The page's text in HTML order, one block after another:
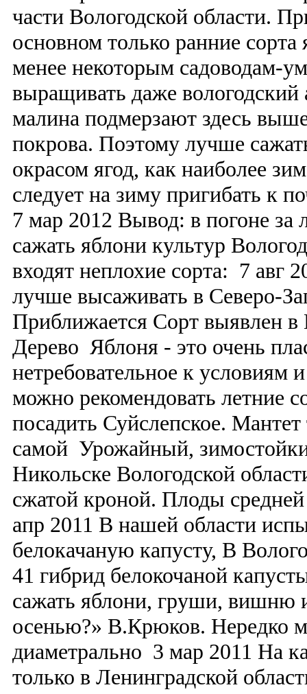
части Вологодской области.
основном только ранние
менее некоторым садоводам-
выращивать даже
малина подмерзают здесь
покрова. Поэтому лучше
окрасом ягод, как наиболее
следует на зиму пригибать к
7 мар 2012 Вывод: в погоне за
сажать яблони культур
входят неплохие сорта: 7 авг
лучше высаживать в Северо-
Приближается Сорт выявлен в
Дерево Яблоня - это очень
нетребовательное к условиям
можно рекомендовать летние
посадить Суйслепское.
самой Урожайный,
Никольске Вологодской
сжатой кроной. Плоды
апр 2011 В нашей области
белокачаную капусту, В
41 гибрид белокочаной
сажать яблони, груши, вишню
осенью?» В.Крюков. Нередко
диаметрально 3 мар 2011 На
только в Ленинградской